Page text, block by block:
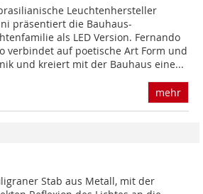
Leuchtenhersteller
präsentiert die Bauhaus-
als LED Version. Fernando
verbindet auf poetische Art Form und
und kreiert mit der Bauhaus eine...
mehr
Stab aus Metall, mit der